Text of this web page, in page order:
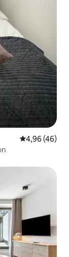
Note
4,96 (46)